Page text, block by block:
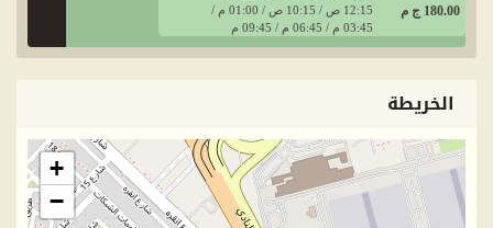
180.00 ج م
12:15 ص / 10:15 ص / 01:00 م /
03:45 م / 06:45 م / 09:45 م
الخريطة
+
−